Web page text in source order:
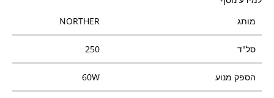
מותג
NORTHER
סל"ד 250
הספק מנוע 60W